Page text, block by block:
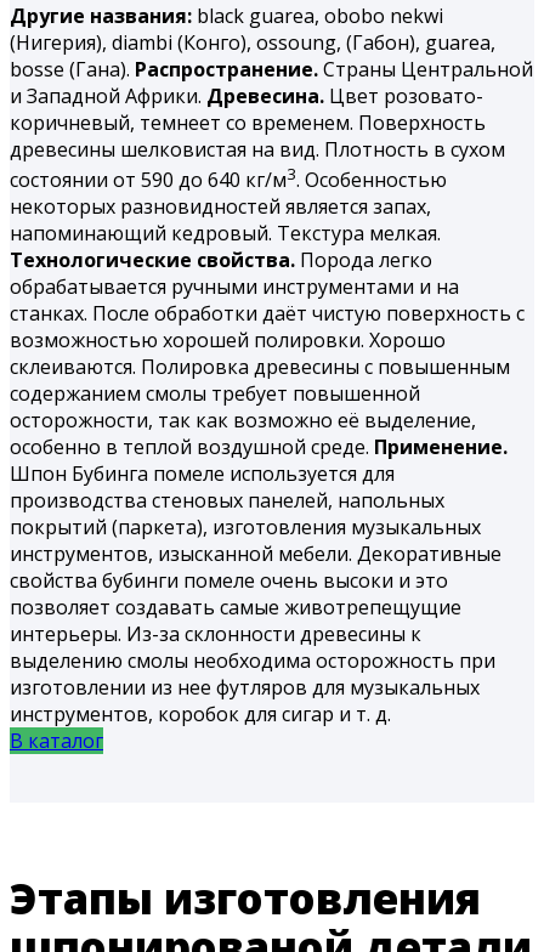
Другие названия: black guarea, obobo nekwi
(Нигерия), diambi (Конго), ossoung, (Габон), guarea,
bosse (Гана). Распространение.Страны Центральной
и Западной Африки. Древесина. Цвет розовато-
коричневый, темнеет со временем. Поверхность
древесины шелковистая на вид. Плотность в сухом
состоянии от 590 до 640 кг/м3. Особенностью
некоторых разновидностей является запах,
напоминающий кедровый. Текстура мелкая.
Технологические свойства. Порода легко
обрабатывается ручными инструментами и на
станках. После обработки даёт чистую поверхность с
возможностью хорошей полировки. Хорошо
склеиваются. Полировка древесины с повышенным
содержанием смолы требует повышенной
осторожности, так как возможно её выделение,
особенно в теплой воздушной среде. Применение.
Шпон Бубинга помеле используется для
производства стеновых панелей, напольных
покрытий (паркета), изготовления музыкальных
инструментов, изысканной мебели. Декоративные
свойства бубинги помеле очень высоки и это
позволяет создавать самые животрепещущие
интерьеры. Из-за склонности древесины к
выделению смолы необходима осторожность при
изготовлении из нее футляров для музыкальных
инструментов, коробок для сигар и т. д.
В каталог
Этапы изготовления